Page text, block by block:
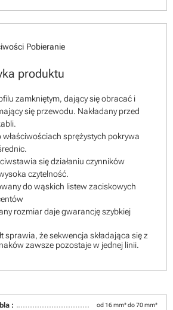
Pobieranie
produktu
zamkniętym, dający się obracać i
się przewodu. Nakładany przed
właściwościach sprężystych pokrywa
się działaniu czynników
czytelność.
do wąskich listew zaciskowych
rozmiar daje gwarancję szybkiej
sprawia, że sekwencja składająca się z
zawsze pozostaje w jednej linii.
: od 16 mm² do 70 mm²